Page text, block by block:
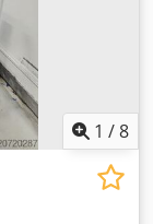
1 /8